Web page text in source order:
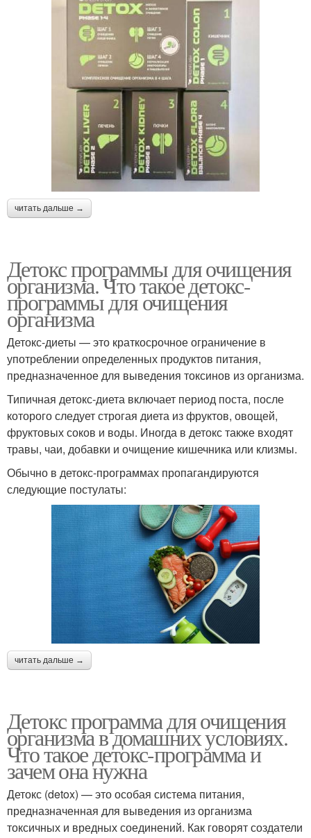
читать дальше →
Детокс программы для очищения
организма. Что такое детокс-
программы для очищения
организма
Детокс-диеты — это краткосрочное ограничение в
употреблении определенных продуктов питания,
предназначенное для выведения токсинов из организма.
Типичная детокс-диета включает период поста, после
которого следует строгая диета из фруктов, овощей,
фруктовых соков и воды. Иногда в детокс также входят
травы, чаи, добавки и очищение кишечника или клизмы.
Обычно в детокс-программах пропагандируются
следующие постулаты:
читать дальше →
Детокс программа для очищения
организма в домашних условиях.
Что такое детокс-программа и
зачем она нужна
Детокс (detox) — это особая система питания,
предназначенная для выведения из организма
токсичных и вредных соединений. Как говорят создатели